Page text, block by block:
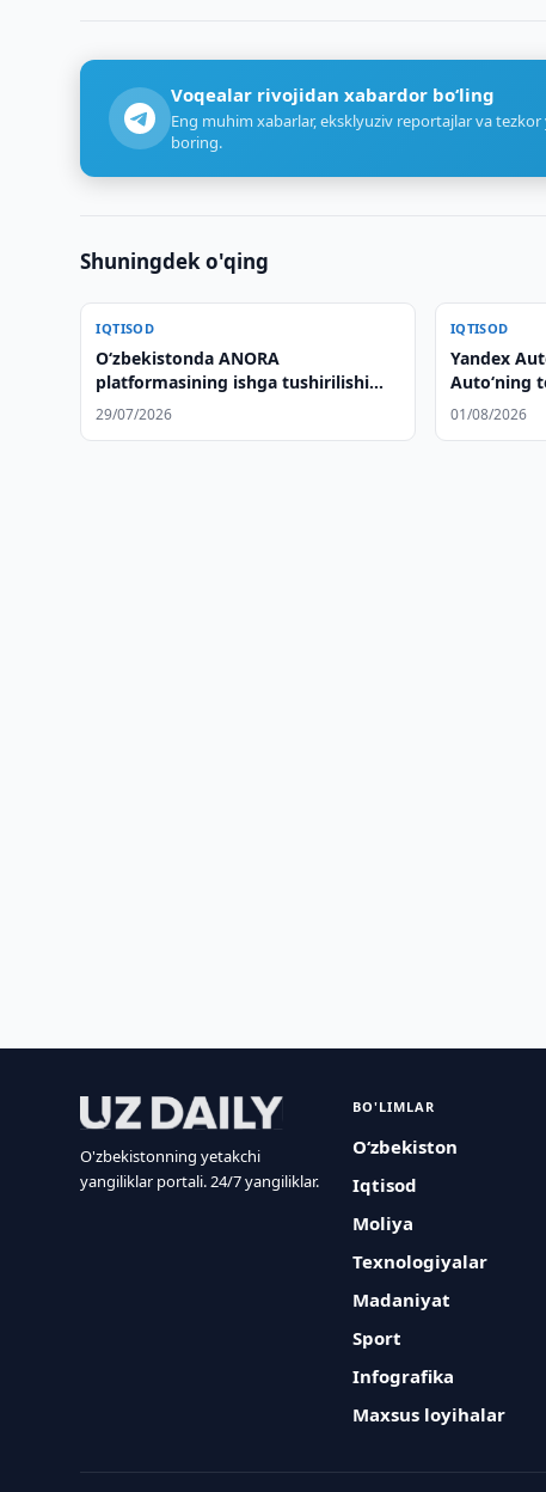
Voqealar rivojidan xabardor bo‘ling
Eng muhim xabarlar, eksklyuziv reportajlar va
boring.
Shuningdek o'qing
IQTISOD
Oʻzbekistonda ANORA
platformasining ishga tushirilishi
muhokama qilindi
29/07/2026
IQTISOD
Yandex
Auto‘ning
aylandi
01/08/2026
O'zbekistonning yetakchi
yangiliklar portali. 24/7 yangiliklar.
BO'LIMLAR
O‘zbekiston
Iqtisod
Moliya
Texnologiyalar
Madaniyat
Sport
Infografika
Maxsus loyihalar